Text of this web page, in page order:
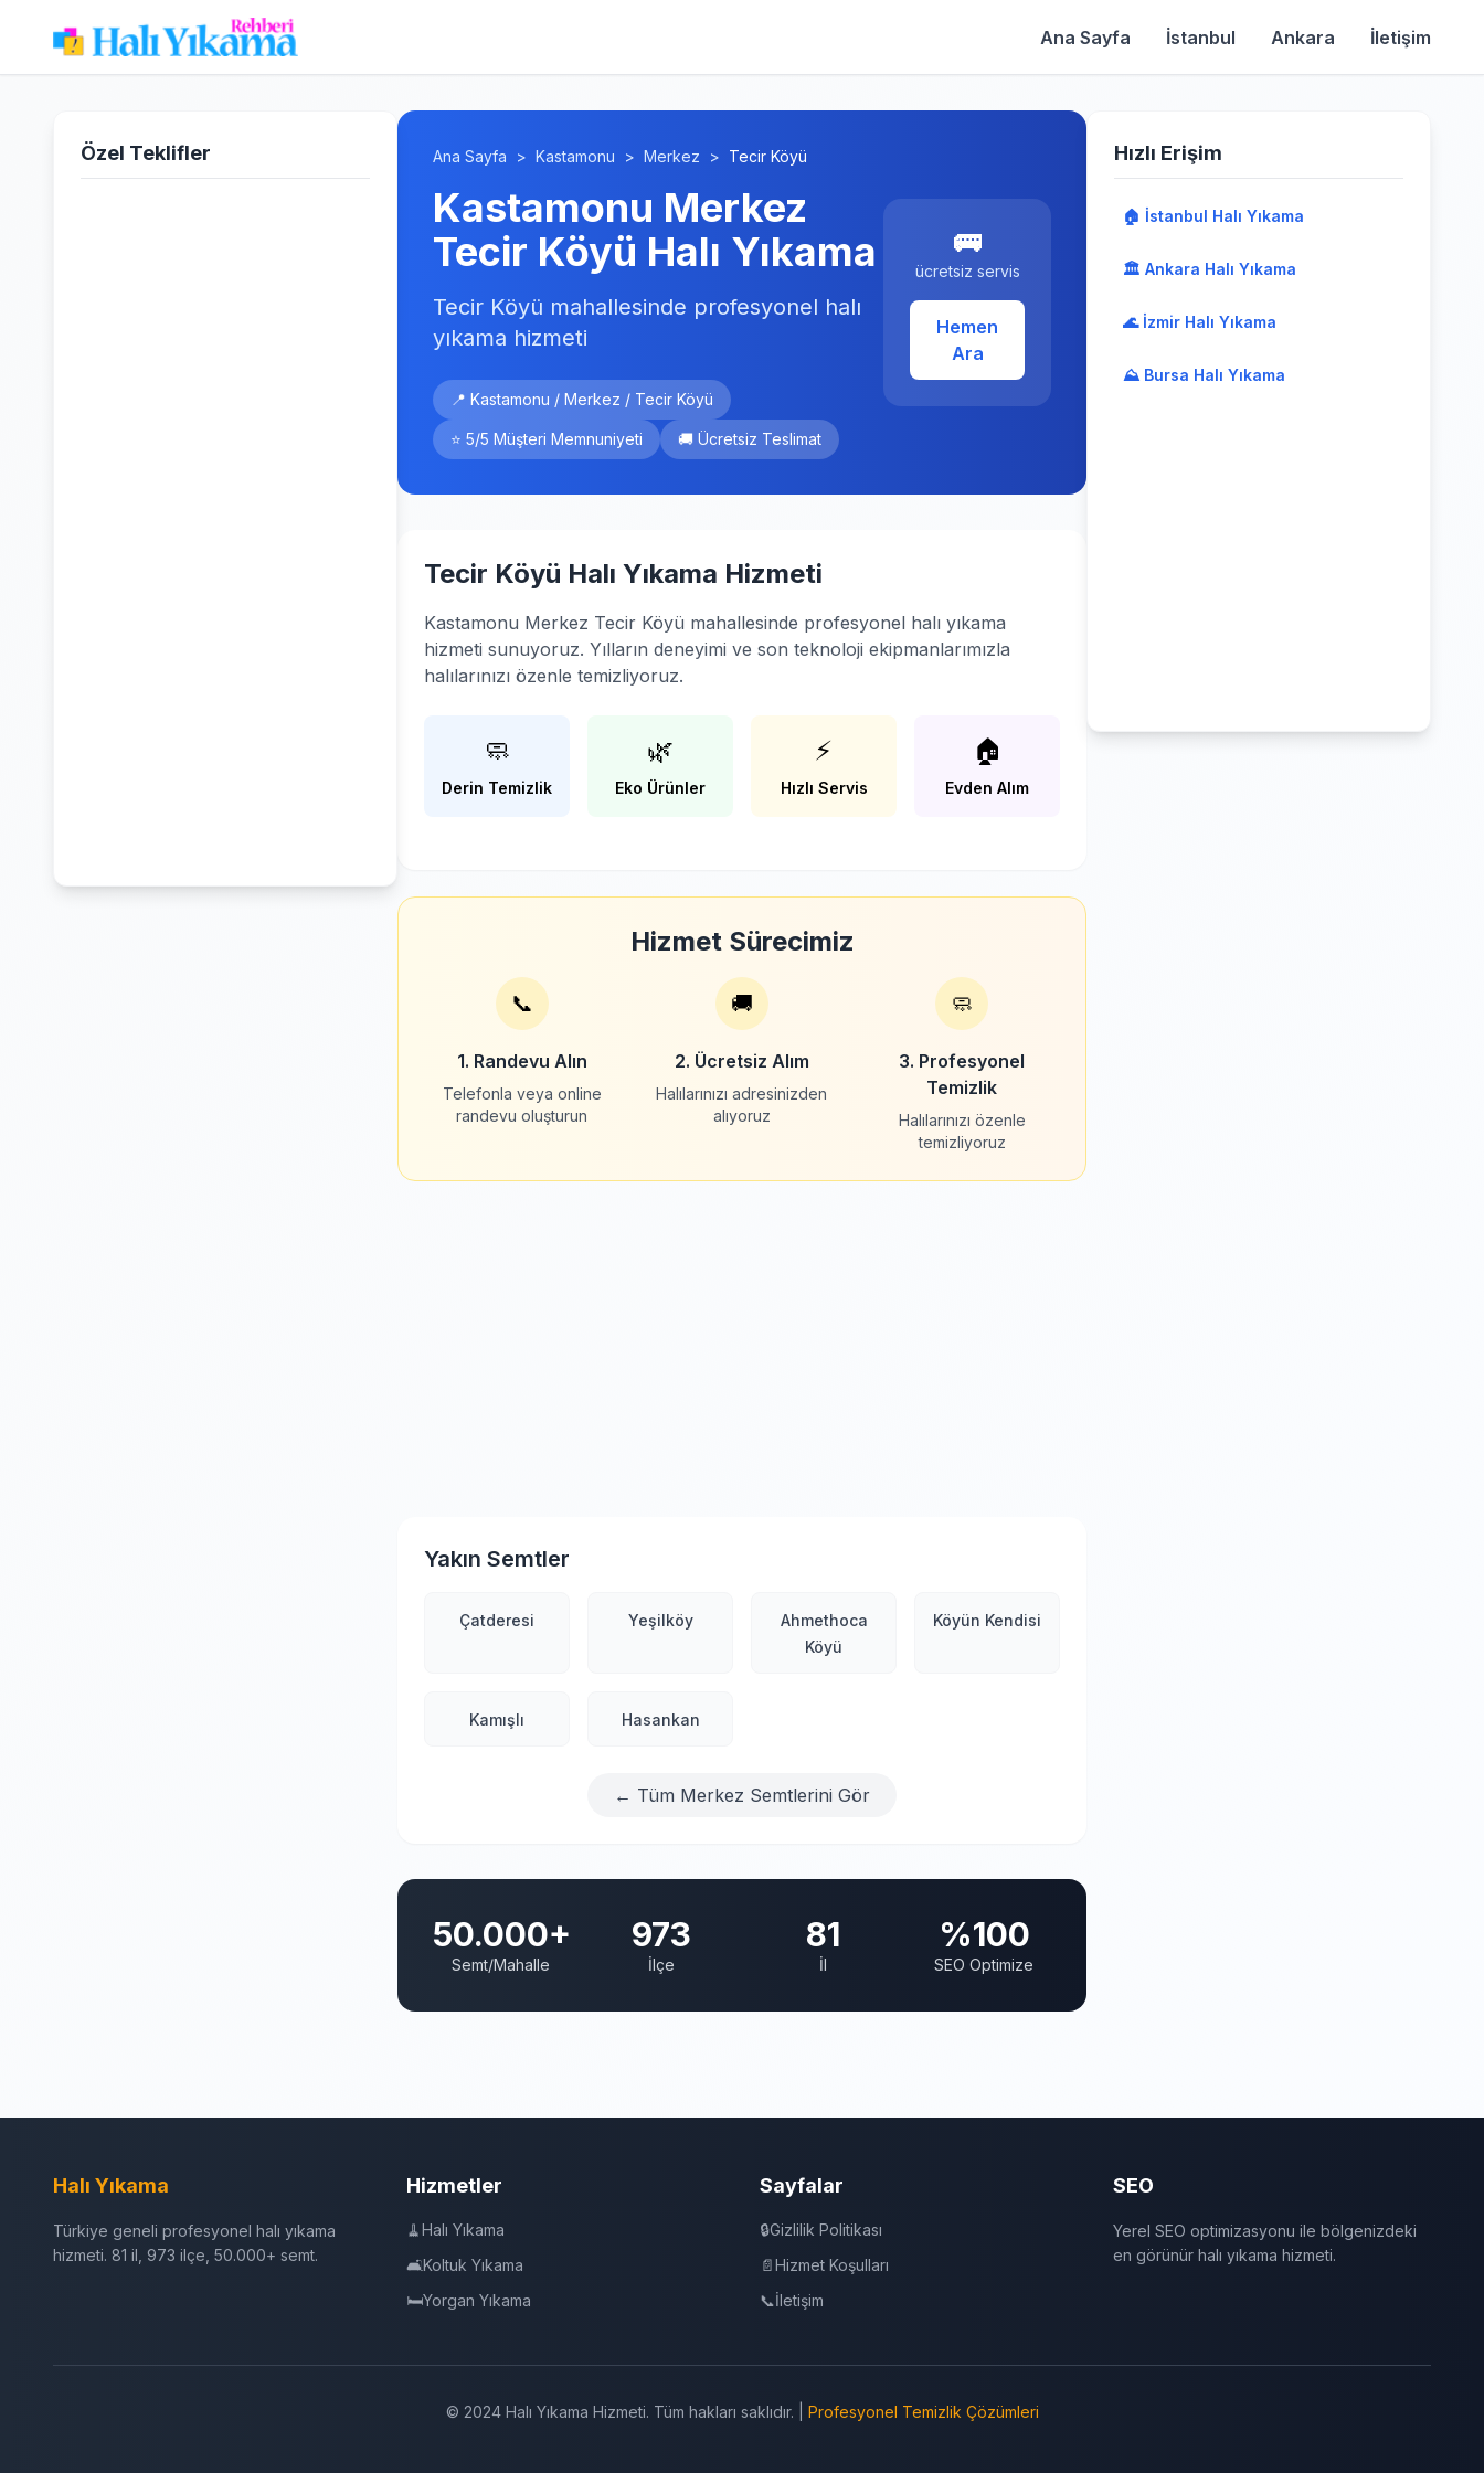
Ana Sayfa İstanbul Ankara İletişim
Özel Teklifler Ana Sayfa > Kastamonu > Merkez > Tecir Köyü
Kastamonu Merkez
Tecir Köyü Halı Yıkama
Tecir Köyü mahallesinde profesyonel halı
yıkama hizmeti
📍 Kastamonu / Merkez / Tecir Köyü
⭐ 5/5 Müşteri Memnuniyeti 🚚 Ücretsiz Teslimat
🚌
ücretsiz servis
Hemen
Ara
Tecir Köyü Halı Yıkama Hizmeti
Kastamonu Merkez Tecir Köyü mahallesinde profesyonel halı yıkama
hizmeti sunuyoruz. Yılların deneyimi ve son teknoloji ekipmanlarımızla
halılarınızı özenle temizliyoruz.
🧼
Derin Temizlik
🌿
Eko Ürünler
⚡
Hızlı Servis
🏠
Evden Alım
Hizmet Sürecimiz
📞
1. Randevu Alın
Telefonla veya online
randevu oluşturun
🚚
2. Ücretsiz Alım
Halılarınızı adresinizden
alıyoruz
🧼
3. Profesyonel
Temizlik
Halılarınızı özenle
temizliyoruz
Yakın Semtler
Çatderesi Yeşilköy
Ahmethoca
Köyü
Köyün Kendisi
Kamışlı Hasankan
← Tüm Merkez Semtlerini Gör
50.000+
Semt/Mahalle
973
İlçe
81
İl
%100
SEO Optimize
Hızlı Erişim
🏠 İstanbul Halı Yıkama
🏛️ Ankara Halı Yıkama
🌊 İzmir Halı Yıkama
⛰️ Bursa Halı Yıkama
Halı Yıkama
Türkiye geneli profesyonel halı yıkama
hizmeti. 81 il, 973 ilçe, 50.000+ semt.
Hizmetler
🧹Halı Yıkama
🛋️Koltuk Yıkama
🛏️Yorgan Yıkama
Sayfalar
🔒Gizlilik Politikası
📄Hizmet Koşulları
📞İletişim
SEO
Yerel SEO optimizasyonu ile bölgenizdeki
en görünür halı yıkama hizmeti.
© 2024 Halı Yıkama Hizmeti. Tüm hakları saklıdır. | Profesyonel Temizlik Çözümleri